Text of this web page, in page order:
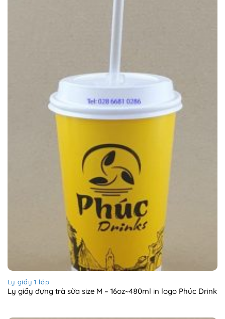
Ly giấy 1 lớp
Ly giấy đựng trà sữa size M – 16oz~480ml in logo Phúc Drink